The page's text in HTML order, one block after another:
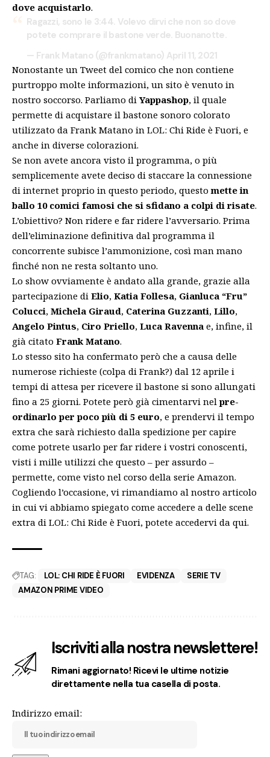
dove acquistarlo.
Ragazzi, sono le 3:44. Volevo dirvi che non so dove
potete comprare il bastone verde. Buonanotte.
— Frank Matano (@frankmatano) April 11, 2021
Nonostante un Tweet del comico che non contiene
purtroppo molte informazioni, un sito è venuto in
nostro soccorso. Parliamo di Yappashop, il quale
permette di acquistare il bastone sonoro colorato
utilizzato da Frank Matano in LOL: Chi Ride è Fuori, e
anche in diverse colorazioni.
Se non avete ancora visto il programma, o più
semplicemente avete deciso di staccare la connessione
di internet proprio in questo periodo, questomette in
ballo 10 comici famosi che si sfidano a colpi di risate.
L’obiettivo? Non ridere e far ridere l’avversario. Prima
dell’eliminazione definitiva dal programma il
concorrente subisce l’ammonizione, così man mano
finché non ne resta soltanto uno.
Lo show ovviamente è andato alla grande, grazie alla
partecipazione di Elio, Katia Follesa, Gianluca “Fru”
Colucci, Michela Giraud, Caterina Guzzanti, Lillo,
Angelo Pintus, Ciro Priello, Luca Ravenna e, infine, il
già citato Frank Matano.
Lo stesso sito ha confermato però che a causa delle
numerose richieste (colpa di Frank?) dal 12 aprile i
tempi di attesa per ricevere il bastone si sono allungati
fino a 25 giorni. Potete però già cimentarvi nel pre-
ordinarlo per poco più di 5 euro, e prendervi il tempo
extra che sarà richiesto dalla spedizione per capire
come potrete usarlo per far ridere i vostri conoscenti,
visti i mille utilizzi che questo – per assurdo –
permette, come visto nel corso della serie Amazon.
Cogliendo l’occasione, vi rimandiamo al nostro articolo
in cui vi abbiamo spiegato come accedere a delle scene
extra di LOL: Chi Ride è Fuori, potete accedervi da qui.
TAG: LOL: CHI RIDE È FUORI EVIDENZA
SERIE TV
AMAZON PRIME VIDEO
Iscriviti alla nostra newslettere!
Rimani aggiornato! Ricevi le ultime notizie
direttamente nella tua casella di posta.
Indirizzo email: